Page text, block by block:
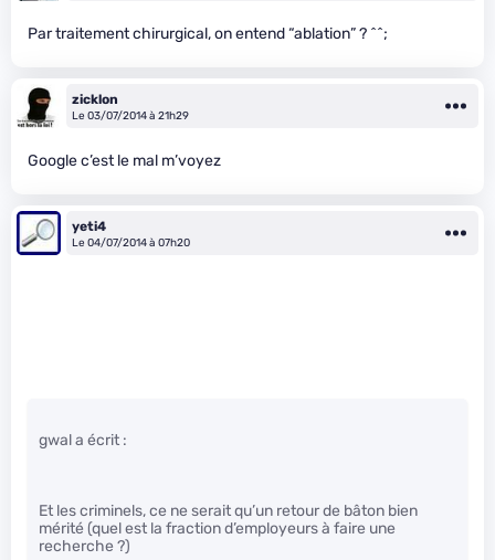
Par traitement chirurgical, on entend “ablation” ? ^^;
zicklon
Le 03/07/2014 à 21h29
Google c’est le mal m’voyez
yeti4
Le 04/07/2014 à 07h20
gwal a écrit :
Et les criminels, ce ne serait qu’un retour de bâton bien
mérité (quel est la fraction d’employeurs à faire une
recherche ?)